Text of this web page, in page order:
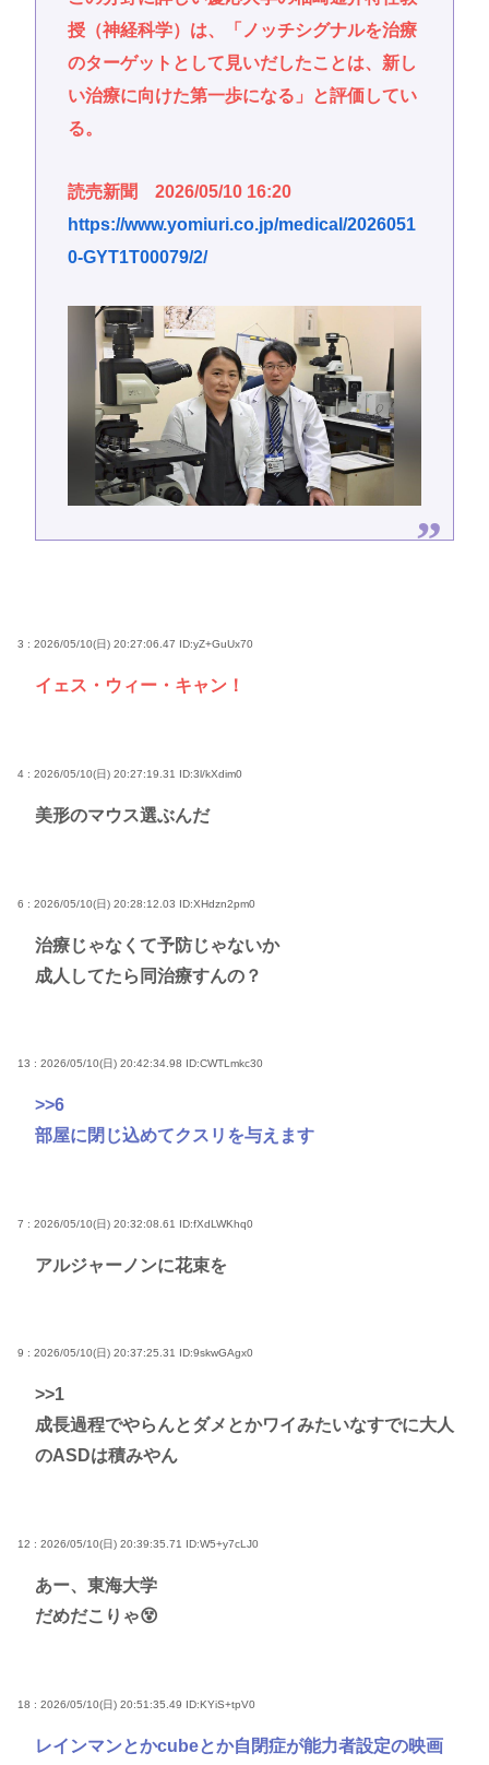
授（神経科学）は、「ノッチシグナルを治療
のターゲットとして見いだしたことは、新し
い治療に向けた第一歩になる」と評価してい
る。
読売新聞 2026/05/10 16:20
https://www.yomiuri.co.jp/medical/2026051
0-GYT1T00079/2/
3 : 2026/05/10(日) 20:27:06.47 ID:yZ+GuUx70
イェス・ウィー・キャン！
4 : 2026/05/10(日) 20:27:19.31 ID:3l/kXdim0
美形のマウス選ぶんだ
6 : 2026/05/10(日) 20:28:12.03 ID:XHdzn2pm0
治療じゃなくて予防じゃないか
成人してたら同治療すんの？
13 : 2026/05/10(日) 20:42:34.98 ID:CWTLmkc30
>>6
部屋に閉じ込めてクスリを与えます
7 : 2026/05/10(日) 20:32:08.61 ID:fXdLWKhq0
アルジャーノンに花束を
9 : 2026/05/10(日) 20:37:25.31 ID:9skwGAgx0
>>1
成長過程でやらんとダメとかワイみたいなすでに大人
のASDは積みやん
12 : 2026/05/10(日) 20:39:35.71 ID:W5+y7cLJ0
あー、東海大学
だめだこりゃ😵
18 : 2026/05/10(日) 20:51:35.49 ID:KYiS+tpV0
レインマンとかcubeとか自閉症が能力者設定の映画